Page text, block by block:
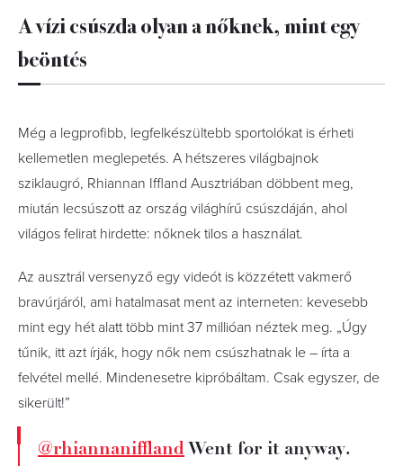
A vízi csúszda olyan a nőknek, mint egy
beöntés
Még a legprofibb, legfelkészültebb sportolókat is érheti
kellemetlen meglepetés. A hétszeres világbajnok
sziklaugró, Rhiannan Iffland Ausztriában döbbent meg,
miután lecsúszott az ország világhírű csúszdáján, ahol
világos felirat hirdette: nőknek tilos a használat.
Az ausztrál versenyző egy videót is közzétett vakmerő
bravúrjáról, ami hatalmasat ment az interneten: kevesebb
mint egy hét alatt több mint 37 millióan néztek meg. „Úgy
tűnik, itt azt írják, hogy nők nem csúszhatnak le – írta a
felvétel mellé. Mindenesetre kipróbáltam. Csak egyszer, de
sikerült!”
@rhiannanifflandWent for it anyway.